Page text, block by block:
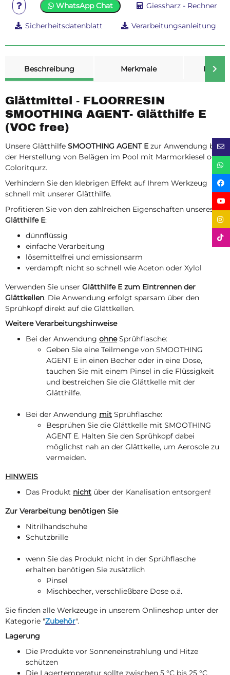
WhatsApp Chat Giessharz - Rechner
Sicherheitsdatenblatt Verarbeitungsanleitung
Beschreibung
Merkmale
Glättmittel - FLOORRESIN
SMOOTHING AGENT- Glätthilfe E
(VOC free)
Unsere Glätthilfe SMOOTHING AGENT E zur Anwendung bei
der Herstellung von Belägen im Pool mit Marmorkiesel oder
Coloritqurz.
Verhindern Sie den klebrigen Effekt auf Ihrem Werkzeug
schnell mit unserer Glätthilfe.
Profitieren Sie von den zahlreichen Eigenschaften unseres
Glätthilfe E:
dünnflüssig
einfache Verarbeitung
lösemittelfrei und emissionsarm
verdampft nicht so schnell wie Aceton oder Xylol
Verwenden Sie unser Glätthilfe E zum Eintrennen der
Glättkellen. Die Anwendung erfolgt sparsam über den
Sprühkopf direkt auf die Glättkellen.
Weitere Verarbeitungshinweise
Bei der Anwendung ohneSprühflasche:
Geben Sie eine Teilmenge von SMOOTHING
AGENT E in einen Becher oder in eine Dose,
tauchen Sie mit einem Pinsel in die Flüssigkeit
und bestreichen Sie die Glättkelle mit der
Glätthilfe.
Bei der Anwendung mit Sprühflasche:
Besprühen Sie die Glättkelle mit SMOOTHING
AGENT E. Halten Sie den Sprühkopf dabei
möglichst nah an der Glättkelle, um Aerosole zu
vermeiden.
HINWEIS
Das Produkt nicht über der Kanalisation entsorgen!
Zur Verarbeitung benötigen Sie
Nitrilhandschuhe
Schutzbrille
wenn Sie das Produkt nicht in der Sprühflasche
erhalten benötigen Sie zusätzlich
Pinsel
Mischbecher, verschließbare Dose o.ä.
Sie finden alle Werkzeuge in unserem Onlineshop unter der
Kategorie "Zubehör".
Lagerung
Die Produkte vor Sonneneinstrahlung und Hitze
schützen
Die Lagertemperatur sollte zwischen 5 °C bis 25 °C